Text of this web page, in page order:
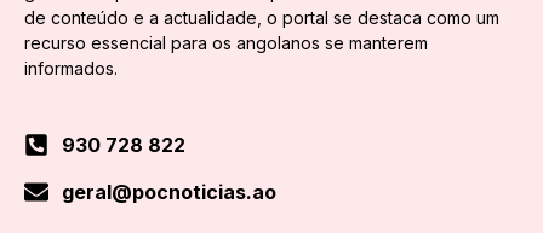
de conteúdo e a actualidade, o portal se destaca como um
recurso essencial para os angolanos se manterem
informados.
930 728 822
geral@pocnoticias.ao